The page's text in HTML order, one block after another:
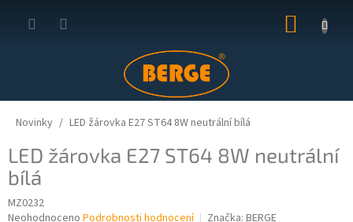
KOŠÍK
Novinky LED žárovka E27 ST64 8W neutrální bílá
LED žárovka E27 ST64 8W neutrální
bílá
MZ0232
Průměrné
Neohodnoceno Podrobnosti hodnocení Značka: BERGE